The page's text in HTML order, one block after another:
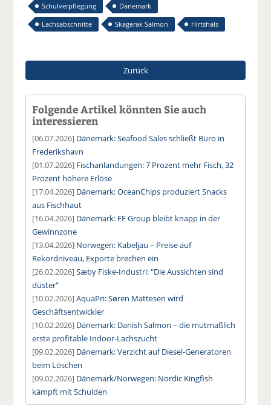
Schulverpflegung
Dänemark
Lachsabschnitte
Skagerak Salmon Hirtshals
Zurück
Folgende Artikel könnten Sie auch
interessieren
[06.07.2026] Dänemark: Seafood Sales schließt Büro in
Frederikshavn
[01.07.2026] Fischanlandungen: 7 Prozent mehr Fisch, 32
Prozent höhere Erlöse
[17.04.2026] Dänemark: OceanChips produziert Snacks
aus Fischhaut
[16.04.2026] Dänemark: FF Group bleibt knapp in der
Gewinnzone
[13.04.2026] Norwegen: Kabeljau – Preise auf
Rekordniveau, Exporte brechen ein
[26.02.2026]Sæby Fiske-Industri: "Die Aussichten sind
düster"
[10.02.2026]AquaPri: Søren Mattesen wird
Geschäftsentwickler
[10.02.2026] Dänemark: Danish Salmon – die mutmaßlich
erste profitable Indoor-Lachszucht
[09.02.2026] Dänemark: Verzicht auf Diesel-Generatoren
beim Löschen
[09.02.2026] Dänemark/Norwegen: Nordic Kingfish
kämpft mit Schulden